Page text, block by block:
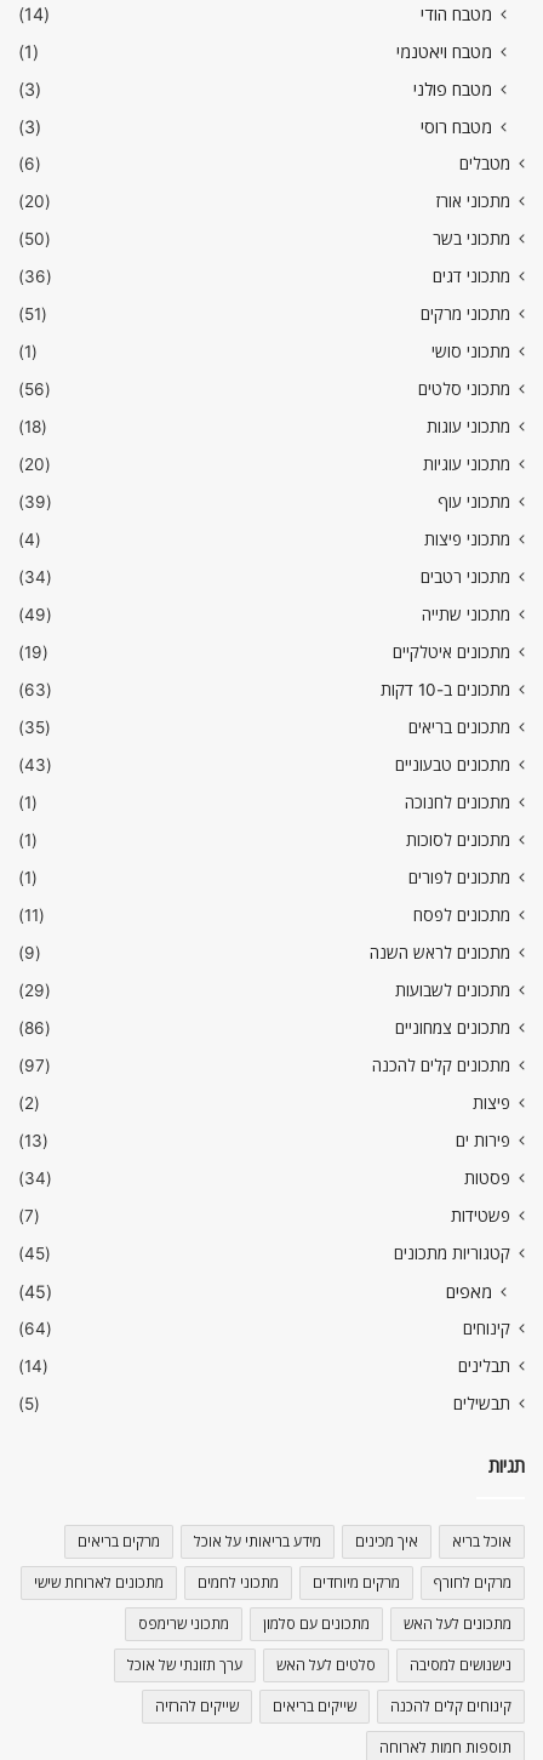
מטבח הודי
(14)
מטבח ויאטנמי
(1)
מטבח פולני
(3)
מטבח רוסי
(3)
מטבלים
(6)
מתכוני אורז
(20)
מתכוני בשר
(50)
מתכוני דגים
(36)
מתכוני מרקים
(51)
מתכוני סושי
(1)
מתכוני סלטים
(56)
מתכוני עוגות
(18)
מתכוני עוגיות
(20)
מתכוני עוף
(39)
מתכוני פיצות
(4)
מתכוני רטבים
(34)
מתכוני שתייה
(49)
מתכונים איטלקיים
(19)
מתכונים ב-10 דקות
(63)
מתכונים בריאים
(35)
מתכונים טבעוניים
(43)
מתכונים לחנוכה
(1)
מתכונים לסוכות
(1)
מתכונים לפורים
(1)
מתכונים לפסח
(11)
מתכונים לראש השנה
(9)
מתכונים לשבועות
(29)
מתכונים צמחוניים
(86)
מתכונים קלים להכנה
(97)
פיצות
(2)
פירות ים
(13)
פסטות
(34)
פשטידות
(7)
קטגוריות מתכונים
(45)
מאפים (45)
קינוחים
(64)
תבלינים
(14)
תבשילים
(5)
תגיות
אוכל בריא איך מכינים מידע בריאותי על אוכל מרקים בריאים
מרקים לחורף מרקים מיוחדים מתכוני לחמים מתכונים לארוחת שישי
מתכונים לעל האש מתכונים עם סלמון מתכוני שרימפס
נישנושים למסיבה סלטים לעל האש ערך תזונתי של אוכל
קינוחים קלים להכנה שייקים בריאים שייקים להרזיה
תוספות חמות לארוחה